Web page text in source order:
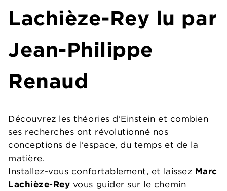
Lachièze-Rey lu par
Jean-Philippe
Renaud
Découvrez les théories d’Einstein et combien
ses recherches ont révolutionné nos
conceptions de l’espace, du temps et de la
matière.
Installez-vous confortablement, et laissez Marc
Lachièze-Rey vous guider sur le chemin